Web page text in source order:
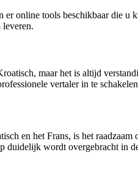
online tools beschikbaar die
maar het is altijd
vertaler in te
en het Frans, is het
duidelijk wordt overgebracht in